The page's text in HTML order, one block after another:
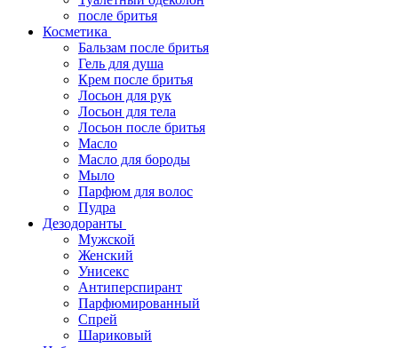
после бритья
Косметика
Бальзам после бритья
Гель для душа
Крем после бритья
Лосьон для рук
Лосьон для тела
Лосьон после бритья
Масло
Масло для бороды
Мыло
Парфюм для волос
Пудра
Дезодоранты
Мужской
Женский
Унисекс
Антиперспирант
Парфюмированный
Спрей
Шариковый